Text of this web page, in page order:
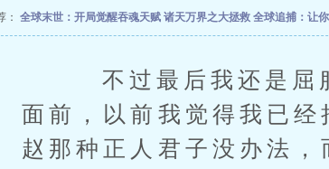
： 全球末世：开局觉醒吞魂天赋 诸天万界之大拯救 全球追捕：让
不过最后我还是屈服
面前，以前我觉得我已
赵那种正人君子没办法